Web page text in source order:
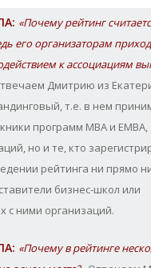
«Почему рейтинг
его организаторам
к ассоциациям
Дмитрию из
т.е. в нем
программ МВА и
но и те, кто
рейтинга ни прямо
бизнес-школ или
с ними организаций.
«Почему в рейтинге